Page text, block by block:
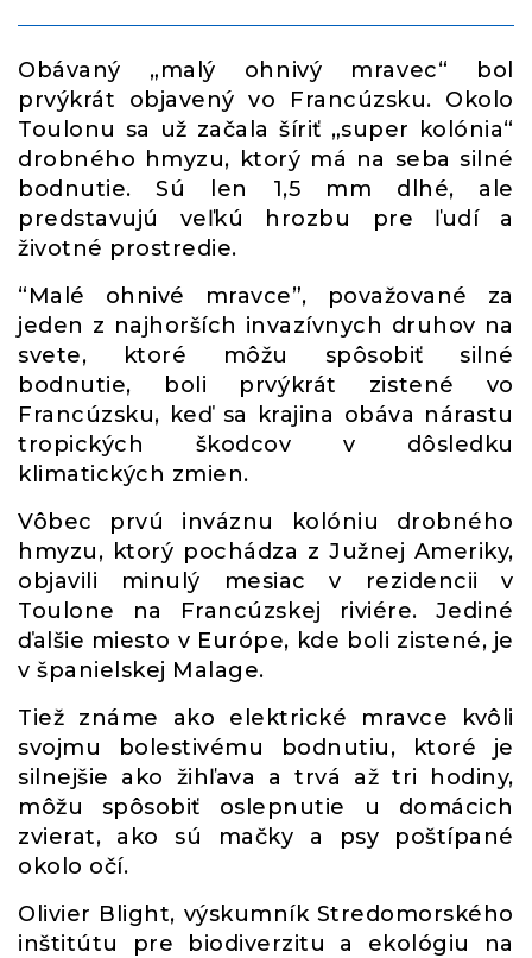
Obávaný „malý ohnivý mravec“ bol
prvýkrát objavený vo Francúzsku. Okolo
Toulonu sa už začala šíriť „super kolónia“
drobného hmyzu, ktorý má na seba silné
bodnutie. Sú len 1,5 mm dlhé, ale
predstavujú veľkú hrozbu pre ľudí a
životné prostredie.
“Malé ohnivé mravce”, považované za
jeden z najhorších invazívnych druhov na
svete, ktoré môžu spôsobiť silné
bodnutie, boli prvýkrát zistené vo
Francúzsku, keď sa krajina obáva nárastu
tropických škodcov v dôsledku
klimatických zmien.
Vôbec prvú inváznu kolóniu drobného
hmyzu, ktorý pochádza z Južnej Ameriky,
objavili minulý mesiac v rezidencii v
Toulone na Francúzskej riviére. Jediné
ďalšie miesto v Európe, kde boli zistené, je
v španielskej Malage.
Tiež známe ako elektrické mravce kvôli
svojmu bolestivému bodnutiu, ktoré je
silnejšie ako žihľava a trvá až tri hodiny,
môžu spôsobiť oslepnutie u domácich
zvierat, ako sú mačky a psy poštípané
okolo očí.
Olivier Blight, výskumník Stredomorského
inštitútu pre biodiverzitu a ekológiu na